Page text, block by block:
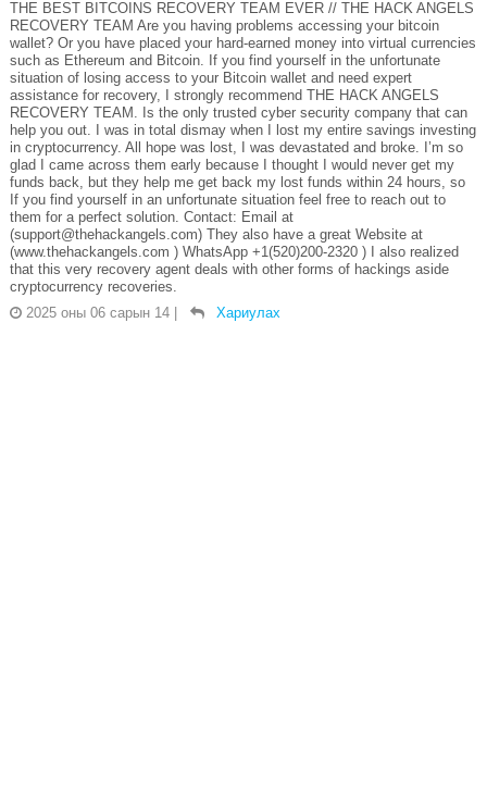
THE BEST BITCOINS RECOVERY TEAM EVER // THE HACK ANGELS
RECOVERY TEAM Are you having problems accessing your bitcoin
wallet? Or you have placed your hard-earned money into virtual currencies
such as Ethereum and Bitcoin. If you find yourself in the unfortunate
situation of losing access to your Bitcoin wallet and need expert
assistance for recovery, I strongly recommend THE HACK ANGELS
RECOVERY TEAM. Is the only trusted cyber security company that can
help you out. I was in total dismay when I lost my entire savings investing
in cryptocurrency. All hope was lost, I was devastated and broke. I’m so
glad I came across them early because I thought I would never get my
funds back, but they help me get back my lost funds within 24 hours, so
If you find yourself in an unfortunate situation feel free to reach out to
them for a perfect solution. Contact: Email at
(support@thehackangels.com) They also have a great Website at
(www.thehackangels.com ) WhatsApp +1(520)200-2320 ) I also realized
that this very recovery agent deals with other forms of hackings aside
cryptocurrency recoveries.
2025 оны 06 сарын 14
Хариулах